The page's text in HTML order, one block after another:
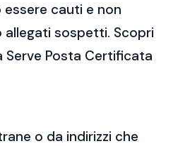
essere cauti e non
allegati sospetti. Scopri
Posta Certificata
o da indirizzi che